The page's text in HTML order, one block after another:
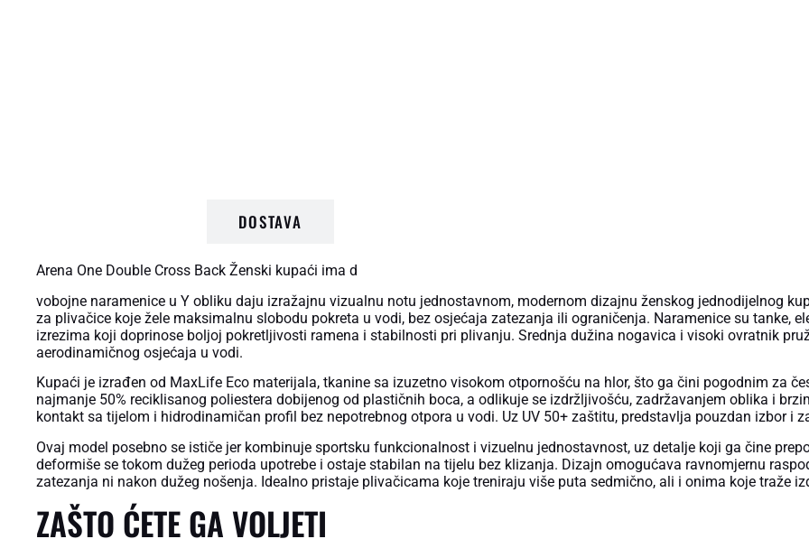
DOSTAVA
Arena One Double Cross Back Ženski kupaći ima d
vobojne naramenice u Y obliku daju izražajnu vizualnu notu jednostavnom, modernom dizajnu ženskog jednodijelnog
za plivačice koje žele maksimalnu slobodu pokreta u vodi, bez osjećaja zatezanja ili ograničenja. Naramenice su tanke,
izrezima koji doprinose boljoj pokretljivosti ramena i stabilnosti pri plivanju. Srednja dužina nogavica i visoki ovratnik
aerodinamičnog osjećaja u vodi.
Kupaći je izrađen od MaxLife Eco materijala, tkanine sa izuzetno visokom otpornošću na hlor, što ga čini pogodnim za
najmanje 50% reciklisanog poliestera dobijenog od plastičnih boca, a odlikuje se izdržljivošću, zadržavanjem oblika i
kontakt sa tijelom i hidrodinamičan profil bez nepotrebnog otpora u vodi. Uz UV 50+ zaštitu, predstavlja pouzdan izbor i
Ovaj model posebno se ističe jer kombinuje sportsku funkcionalnost i vizuelnu jednostavnost, uz detalje koji ga čine
deformiše se tokom dužeg perioda upotrebe i ostaje stabilan na tijelu bez klizanja. Dizajn omogućava ravnomjernu
zatezanja ni nakon dužeg nošenja. Idealno pristaje plivačicama koje treniraju više puta sedmično, ali i onima koje traže
ZAŠTO ĆETE GA VOLJETI